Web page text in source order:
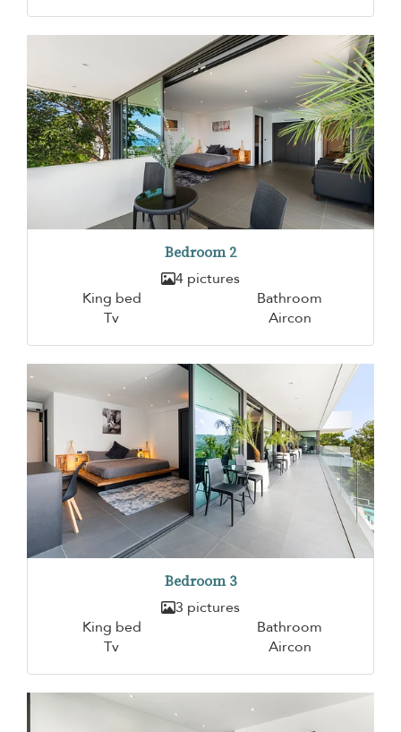
Bedroom 2
4 pictures
King bed
Bathroom
Tv
Aircon
Bedroom 3
3 pictures
King bed
Bathroom
Tv
Aircon